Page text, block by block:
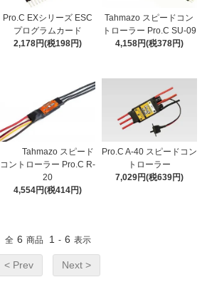
Pro.C EXシリーズ ESC
プログラムカード
2,178円(税198円)
Tahmazo スピードコン
トローラー Pro.C SU-09
4,158円(税378円)
Tahmazo スピード
コントローラー Pro.C R-
20
4,554円(税414円)
Pro.C A-40 スピードコン
トローラー
7,029円(税639円)
全 6 商品 1 - 6 表示
< Prev Next >